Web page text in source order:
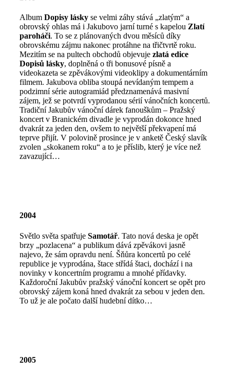
Album Dopisy lásky se velmi záhy stává „zlatým“ a
obrovský ohlas má i Jakubovo jarní turné s kapelou Zlatí
paroháči. To se z plánovaných dvou měsíců díky
obrovskému zájmu nakonec protáhne na třičtvrtě roku.
Mezitím se na pultech obchodů objevuje zlatá edice
Dopisů lásky, doplněná o tři bonusové písně a
videokazeta se zpěvákovými videoklipy a dokumentárním
filmem. Jakubova obliba stoupá nevídaným tempem a
podzimní série autogramiád předznamenává masivní
zájem, jež se potvrdí vyprodanou sérií vánočních koncertů.
Tradiční Jakubův vánoční dárek fanouškům – Pražský
koncert v Branickém divadle je vyprodán dokonce hned
dvakrát za jeden den, ovšem to největší překvapení má
teprve přijít. V polovině prosince je v anketě Český slavík
zvolen „skokanem roku“ a to je příslib, který je více než
zavazující…
2004
Světlo světa spatřuje Samotář. Tato nová deska je opět
brzy „pozlacena“ a publikum dává zpěvákovi jasně
najevo, že sám opravdu není. Šňůra koncertů po celé
republice je vyprodána, štace střídá štaci, dochází i na
novinky v koncertním programu a mnohé přídavky.
Každoroční Jakubův pražský vánoční koncert se opět pro
obrovský zájem koná hned dvakrát za sebou v jeden den.
To už je ale počato další hudební dítko…
2005